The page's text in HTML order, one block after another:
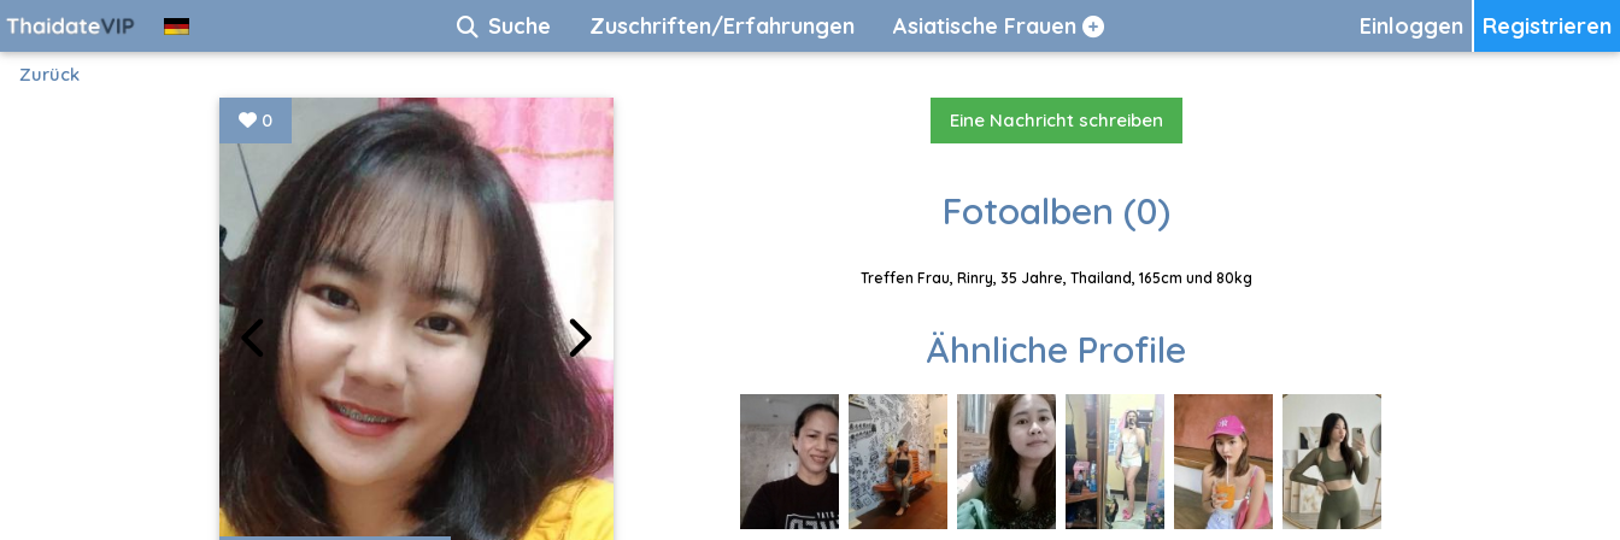
Registrieren
Einloggen
Suche Zuschriften/Erfahrungen Asiatische Frauen
Zurück
0
Eine Nachricht schreiben
Fotoalben (0)
Treffen Frau, Rinry, 35 Jahre, Thailand, 165cm und 80kg
Ähnliche Profile